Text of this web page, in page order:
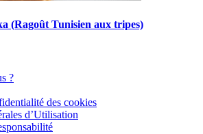
(Ragoût Tunisien aux tripes)
?
des cookies
d’Utilisation